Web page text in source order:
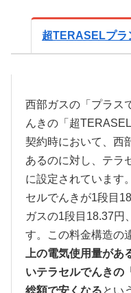
超TERASELプラ
西部ガスの「プラス
んきの「超
契約時において、西
あるのに対し、テラ
に設定されています
セルでんきが1段目
ガスの1段目18.37円
す。この料金構造の
上の電気使用量が
いテラセルでんきの
総額で安くなるとい